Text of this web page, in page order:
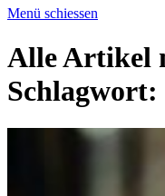
Menü schiessen
Alle Artikel
Schlagwort: